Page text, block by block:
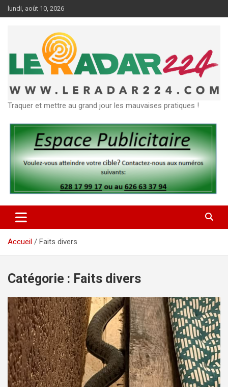
Aller
au
lundi, août 10, 2026
Traquer et mettre au grand jour les mauvaises pratiques !
Accueil Faits divers
Catégorie : Faits divers